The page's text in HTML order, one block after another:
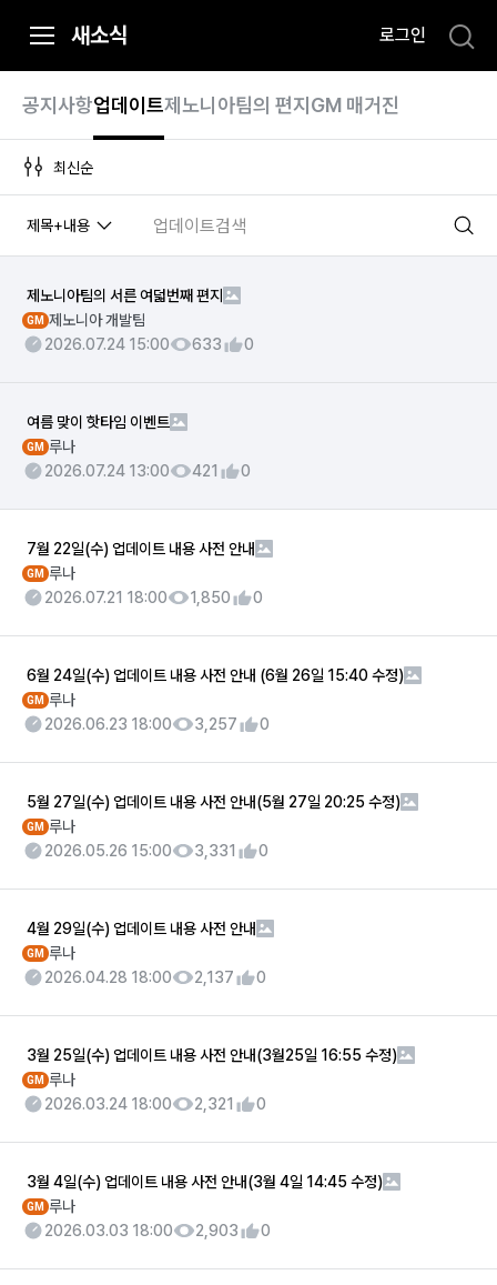
t
새소식 로그인
공지사항업데이트제노니아팀의 편지 GM 매거진
제목+내용
제노니아팀의 서른 여덟번째 편지
GM 제노니아 개발팀
2026.07.24 15:00
633 0
여름 맞이 핫타임 이벤트
GM
루나
2026.07.24 13:00
421 0
7월 22일(수) 업데이트 내용 사전 안내
GM
루나
2026.07.21 18:00
1,850 0
6월 24일(수) 업데이트 내용 사전 안내 (6월 26일 15:40 수정)
GM
루나
2026.06.23 18:00
3,257 0
5월 27일(수) 업데이트 내용 사전 안내(5월 27일 20:25 수정)
GM
루나
2026.05.26 15:00
3,331 0
4월 29일(수) 업데이트 내용 사전 안내
GM
루나
2026.04.28 18:00
2,137 0
3월 25일(수) 업데이트 내용 사전 안내(3월25일 16:55 수정)
GM
루나
2026.03.24 18:00
2,321 0
3월 4일(수) 업데이트 내용 사전 안내(3월 4일 14:45 수정)
GM
루나
2026.03.03 18:00
2,903 0